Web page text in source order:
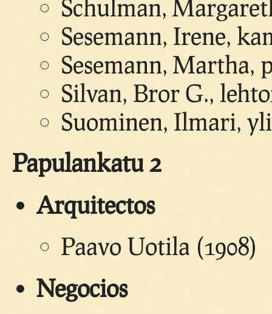
Schulman,
Sesemann, Irene,
Sesemann, Martha,
Silvan, Bror G.,
Suominen, Ilmari,
Papulankatu 2
Arquitectos
Paavo Uotila (1908)
Negocios